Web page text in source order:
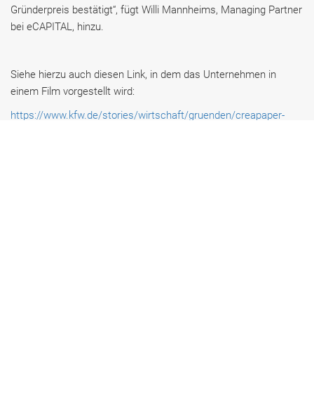
Gründerpreis bestätigt“, fügt Willi Mannheims, Managing Partner
bei eCAPITAL, hinzu.
Siehe hierzu auch diesen Link, in dem das Unternehmen in
einem Film vorgestellt wird:
https://www.kfw.de/stories/wirtschaft/gruenden/creapaper-